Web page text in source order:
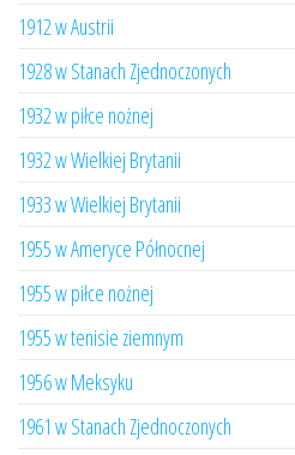
1912 w Austrii
1928 w Stanach Zjednoczonych
1932 w piłce nożnej
1932 w Wielkiej Brytanii
1933 w Wielkiej Brytanii
1955 w Ameryce Północnej
1955 w piłce nożnej
1955 w tenisie ziemnym
1956 w Meksyku
1961 w Stanach Zjednoczonych